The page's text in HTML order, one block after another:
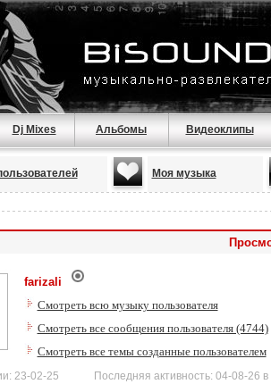
Dj Mixes Альбомы Видеоклипы
Моя музыка
farizali
Смотреть всю музыку пользователя
Смотреть все сообщения пользователя (4744)
Смотреть все темы созданные пользователем
23-02-25 Последняя активность: 04-08-26 в